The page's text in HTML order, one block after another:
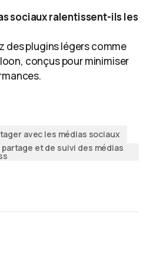
sociaux ralentissent-ils les
des plugins légers comme
conçus pour minimiser
avec les médias sociaux
et de suivi des médias